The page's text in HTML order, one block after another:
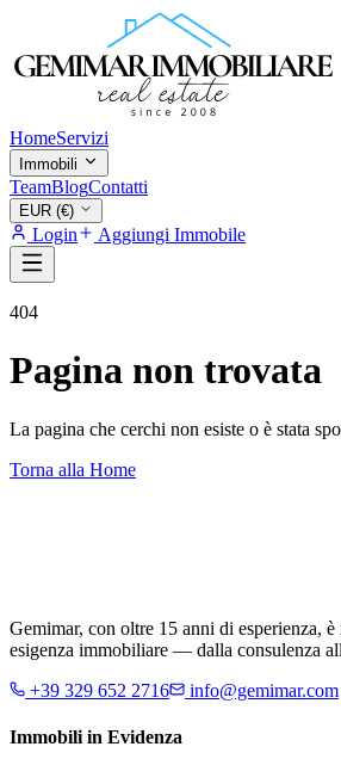
HomeServizi
Immobili
TeamBlogContatti
EUR (€)
Login Aggiungi Immobile
404
Pagina non trovata
La pagina che cerchi non esiste o è stata
Torna alla Home
Gemimar, con oltre 15 anni di esperienza,
esigenza immobiliare — dalla consulenza
+39 329 652 2716
info@gemimar.com
Immobili in Evidenza